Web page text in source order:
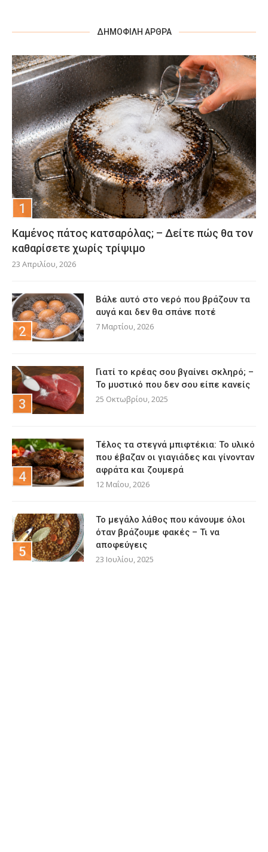
ΔΗΜΟΦΙΛΉ ΆΡΘΡΑ
Καμένος πάτος κατσαρόλας; – Δείτε πώς θα τον
καθαρίσετε χωρίς τρίψιμο
23 Απριλίου, 2026
Βάλε αυτό στο νερό που βράζουν τα
αυγά και δεν θα σπάνε ποτέ
7 Μαρτίου, 2026
Γιατί το κρέας σου βγαίνει σκληρό; –
Το μυστικό που δεν σου είπε κανείς
25 Οκτωβρίου, 2025
Τέλος τα στεγνά μπιφτέκια: Το υλικό
που έβαζαν οι γιαγιάδες και γίνονταν
αφράτα και ζουμερά
12 Μαΐου, 2026
Το μεγάλο λάθος που κάνουμε όλοι
όταν βράζουμε φακές – Τι να
αποφεύγεις
23 Ιουλίου, 2025